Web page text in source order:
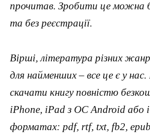
прочитав. Зробити це можна
та без реєстрації.
Вірші, література різних
для найменших – все це є у
скачати книгу повністю
iPhone, iPad з ОС Android або
форматах: pdf, rtf, txt, fb2,